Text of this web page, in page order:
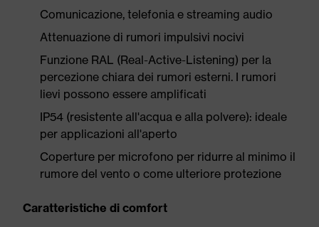
Comunicazione, telefonia e streaming audio
Attenuazione di rumori impulsivi nocivi
Funzione RAL (Real-Active-Listening) per la
percezione chiara dei rumori esterni. I rumori
lievi possono essere amplificati
IP54 (resistente all'acqua e alla polvere): ideale
per applicazioni all'aperto
Coperture per microfono per ridurre al minimo il
rumore del vento o come ulteriore protezione
Caratteristiche di comfort